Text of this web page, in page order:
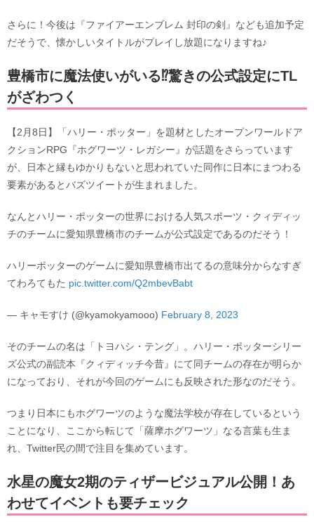
さらに！今後は『ファイアーエンブレム 封印の剣』なども追加予定
だそうで、懐かしいタイトルがプレイし放題になりますね♪
豊橋市に魔法使いがいる⁉驚きの公式設定にTL
がざわつく
【2月8日】「ハリー・ポッター」を題材としたオープンワールドア
クションRPG『ホグワーツ・レガシー』が話題をさらっています
が、日本と縁もゆかりもないと思われていた同作に日本にまつわる
要素があるとバズツイートが生まれました。
なんとハリー・ポッターの世界における人気スポーツ・クィディッ
チのチームに愛知県豊橋市のチームが公式設定であるのだそう！
ハリーポッターのゲームに愛知県豊橋市出てるの意味分からなすぎ
てわろてもた pic.twitter.com/Q2mbevBabt
— キャモすけ (@kyamokyamooo) February 8, 2023
そのチームの名は「トヨハシ・テング」。ハリー・ポッターシリー
ズ公式の副読本『クィディッチ今昔』にて同チームの存在が明らか
になっており、それが今回のゲームにも反映された形なのだそう。
つまり日本にもホグワーツのような魔法学校が存在しているという
ことになり、ここから転じて「薩摩ホグワーツ」なる言葉も生ま
れ、Twitter民の間で注目を集めています。
水星の魔女2期のティザービジュアル公開！あ
わせてイベントも要チェック